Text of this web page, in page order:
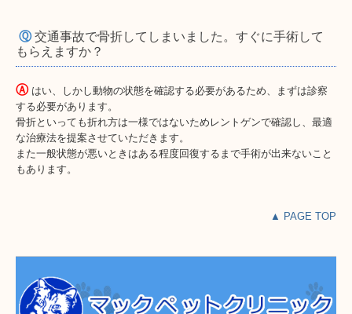
Ⓠ交通事故で骨折してしまいました。すぐに手術して
もらえますか？
Ⓐ はい、しかし動物の状態を確認する必要があるため、まずは診察
する必要があります。
骨折といっても折れ方は一様ではないためレントゲンで確認し、最適
な治療法を提案させていただきます。
また一般状態が悪いときはある程度回復するまで手術が出来ないこと
もあります。
▲ PAGE TOP